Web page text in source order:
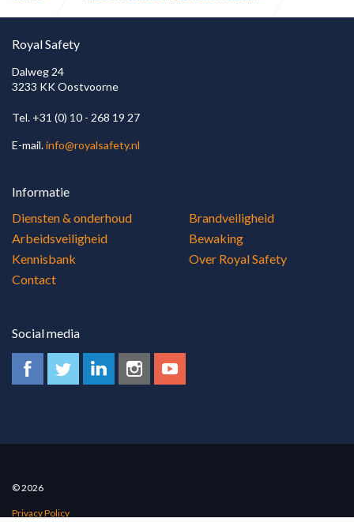
Brandbeveiliging
Brandveilige doorvoeringen
Royal Safety
Dalweg 24
3233 KK Oostvoorne
Tel. +31 (0) 10 - 268 19 27
E-mail.info@royalsafety.nl
Informatie
Diensten & onderhoud
Brandveiligheid
Arbeidsveiligheid
Bewaking
Kennisbank
Over Royal Safety
Contact
Social media
© 2026
Privacy Policy